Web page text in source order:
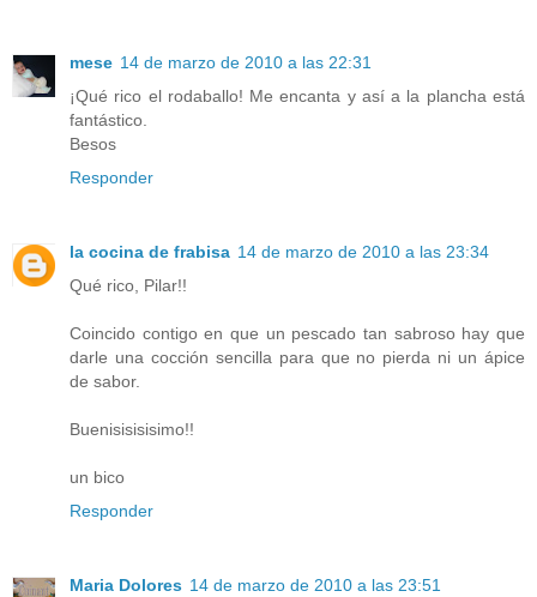
mese 14 de marzo de 2010 a las 22:31
¡Qué rico el rodaballo! Me encanta y así a la plancha está
fantástico.
Besos
Responder
la cocina de frabisa 14 de marzo de 2010 a las 23:34
Qué rico, Pilar!!
Coincido contigo en que un pescado tan sabroso hay que
darle una cocción sencilla para que no pierda ni un ápice
de sabor.
Buenisisisisimo!!
un bico
Responder
Maria Dolores 14 de marzo de 2010 a las 23:51